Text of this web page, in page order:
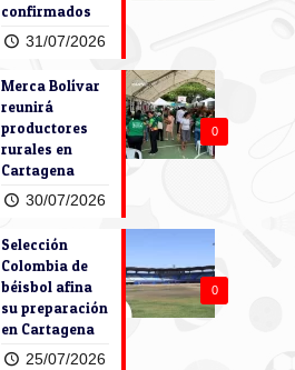
confirmados
31/07/2026
0
Merca Bolívar
reunirá
productores
rurales en
Cartagena
30/07/2026
0
Selección
Colombia de
béisbol afina
su preparación
en Cartagena
25/07/2026